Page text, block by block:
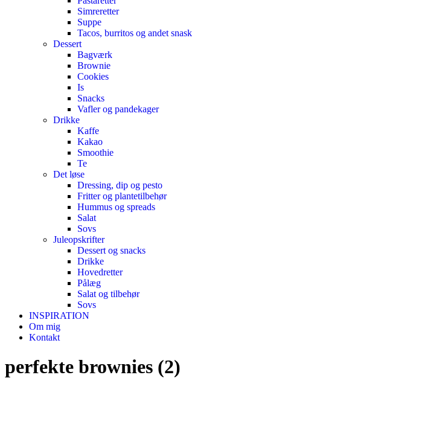
Simreretter
Suppe
Tacos, burritos og andet snask
Dessert
Bagværk
Brownie
Cookies
Is
Snacks
Vafler og pandekager
Drikke
Kaffe
Kakao
Smoothie
Te
Det løse
Dressing, dip og pesto
Fritter og plantetilbehør
Hummus og spreads
Salat
Sovs
Juleopskrifter
Dessert og snacks
Drikke
Hovedretter
Pålæg
Salat og tilbehør
Sovs
INSPIRATION
Om mig
Kontakt
perfekte brownies (2)